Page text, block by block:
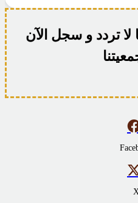
لا تردد و سجل الآن